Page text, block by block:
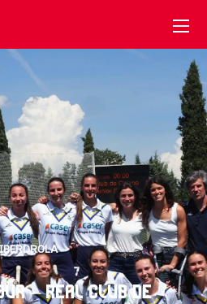
– REAL CLUB DE